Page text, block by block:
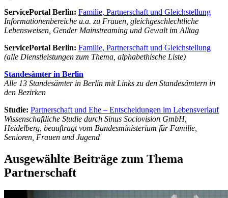
ServicePortal Berlin: Familie, Partnerschaft und Gleichstellung
Informationenbereiche u.a. zu Frauen, gleichgeschlechtliche
Lebensweisen, Gender Mainstreaming und Gewalt im Alltag
ServicePortal Berlin: Familie, Partnerschaft und Gleichstellung
(alle Dienstleistungen zum Thema, alphabethische Liste)
Standesämter in Berlin
Alle 13 Standesämter in Berlin mit Links zu den Standesämtern in
den Bezirken
Studie: Partnerschaft und Ehe – Entscheidungen im Lebensverlauf
Wissenschaftliche Studie durch Sinus Sociovision GmbH,
Heidelberg, beauftragt vom Bundesministerium für Familie,
Senioren, Frauen und Jugend
Ausgewählte Beiträge zum Thema
Partnerschaft